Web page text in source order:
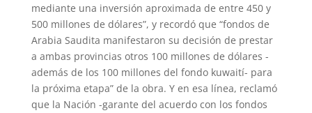
mediante una inversión aproximada de entre 450 y
500 millones de dólares”, y recordó que “fondos de
Arabia Saudita manifestaron su decisión de prestar
a ambas provincias otros 100 millones de dólares -
además de los 100 millones del fondo kuwaití- para
la próxima etapa” de la obra. Y en esa línea, reclamó
que la Nación -garante del acuerdo con los fondos